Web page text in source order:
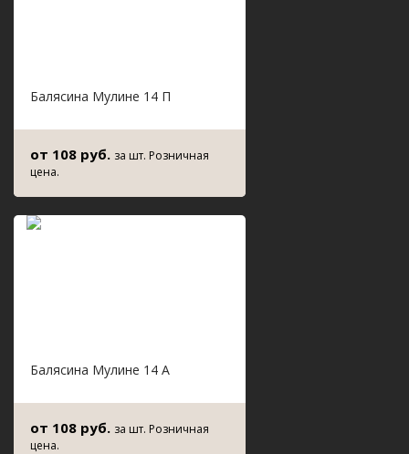
Балясина Мулине 14 П
от 108 руб. за шт. Розничная
цена.
Балясина Мулине 14 А
от 108 руб. за шт. Розничная
цена.